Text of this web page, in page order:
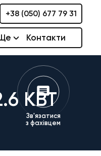
+38 (050) 677 79 31
Контакти
КВТ
Зв'язатися
з фахівцем